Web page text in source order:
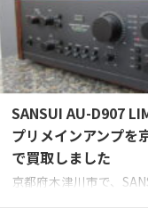
SANSUI AU-D907
プリメインアンプを
で買取しました
京都府木津川市で、